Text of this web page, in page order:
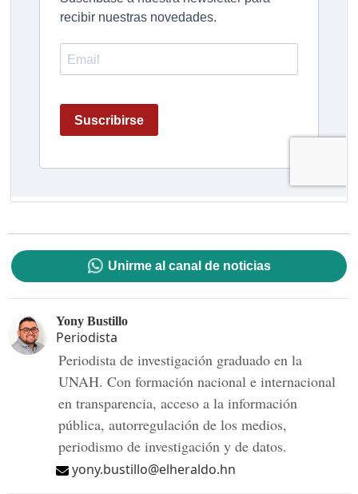
Unirme al canal de noticias
Yony Bustillo
Periodista
Periodista de investigación graduado en la
UNAH. Con formación nacional e internacional
en transparencia, acceso a la información
pública, autorregulación de los medios,
periodismo de investigación y de datos.
yony.bustillo@elheraldo.hn